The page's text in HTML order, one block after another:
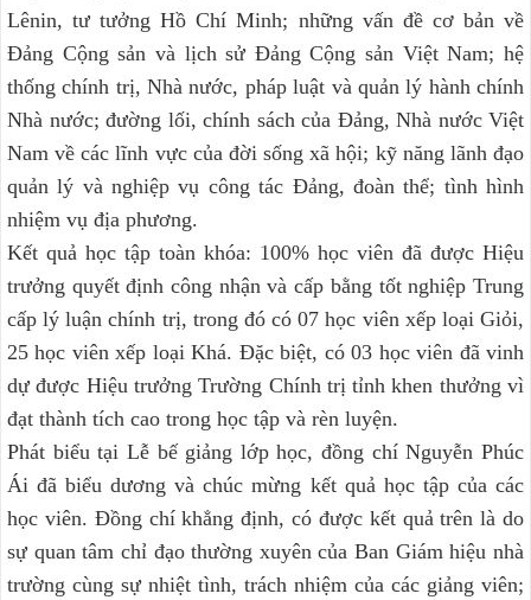
Lênin, tư tưởng Hồ Chí Minh; những vấn đề cơ bản về
Đảng Cộng sản và lịch sử Đảng Cộng sản Việt Nam; hệ
thống chính trị, Nhà nước, pháp luật và quản lý hành chính
Nhà nước; đường lối, chính sách của Đảng, Nhà nước Việt
Nam về các lĩnh vực của đời sống xã hội; kỹ năng lãnh đạo
quản lý và nghiệp vụ công tác Đảng, đoàn thể; tình hình
nhiệm vụ địa phương.
Kết quả học tập toàn khóa: 100% học viên đã được Hiệu
trưởng quyết định công nhận và cấp bằng tốt nghiệp Trung
cấp lý luận chính trị, trong đó có 07 học viên xếp loại Giỏi,
25 học viên xếp loại Khá. Đặc biệt, có 03 học viên đã vinh
dự được Hiệu trưởng Trường Chính trị tỉnh khen thưởng vì
đạt thành tích cao trong học tập và rèn luyện.
Phát biểu tại Lễ bế giảng lớp học, đồng chí Nguyễn Phúc
Ái đã biểu dương và chúc mừng kết quả học tập của các
học viên. Đồng chí khẳng định, có được kết quả trên là do
sự quan tâm chỉ đạo thường xuyên của Ban Giám hiệu nhà
trường cùng sự nhiệt tình, trách nhiệm của các giảng viên;